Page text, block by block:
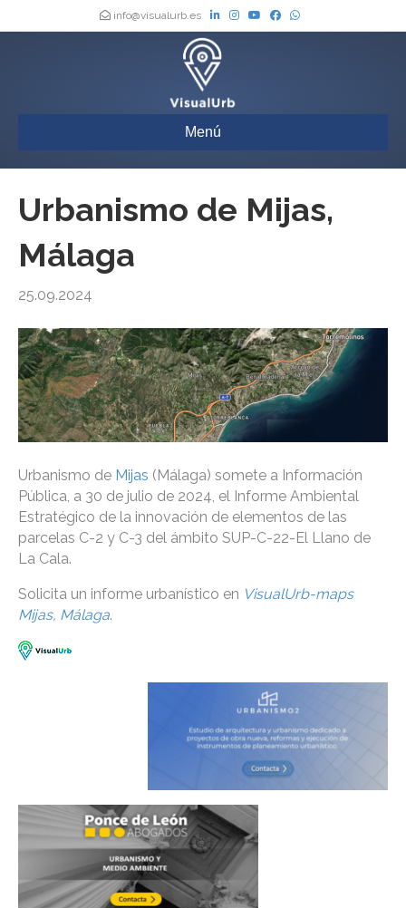
info@visualurb.es
Menú
Urbanismo de Mijas,
Málaga
25.09.2024
Urbanismo de Mijas (Málaga) somete a Información
Pública, a 30 de julio de 2024, el Informe Ambiental
Estratégico de la innovación de elementos de las
parcelas C-2 y C-3 del ámbito SUP-C-22-El Llano de
La Cala.
Solicita un informe urbanístico en VisualUrb-maps
Mijas, Málaga.